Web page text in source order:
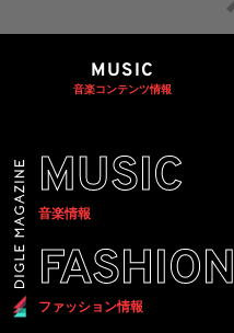
MUSIC
音楽コンテンツ情報
MUSIC
音楽情報
FASHION
ファッション情報